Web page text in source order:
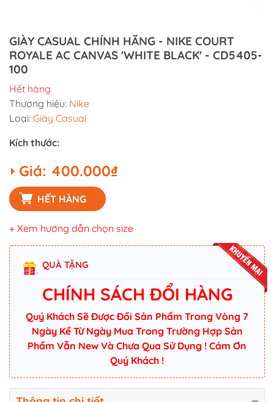
GIÀY CASUAL CHÍNH HÃNG - NIKE COURT
ROYALE AC CANVAS 'WHITE BLACK' - CD5405-
100
Hết hàng
Thương hiệu: Nike
Loại: Giày Casual
Kích thước:
Giá: 400.000₫
HẾT HÀNG
+ Xem hướng dẫn chọn size
QUÀ TẶNG
CHÍNH SÁCH ĐỔI HÀNG
Quý Khách Sẽ Được Đổi Sản Phẩm Trong Vòng 7
Ngày Kể Từ Ngày Mua Trong Trường Hợp Sản
Phẩm Vẫn New Và Chưa Qua Sử Dụng ! Cám Ơn
Quý Khách !